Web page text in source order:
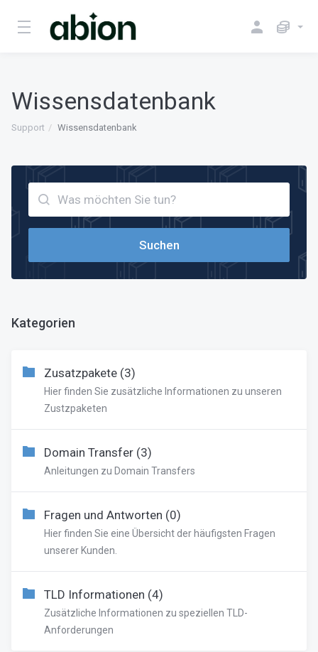
Wissensdatenbank
Support Wissensdatenbank
Kategorien
Zusatzpakete (3)
Hier finden Sie zusätzliche Informationen zu unseren
Zustzpaketen
Domain Transfer (3)
Anleitungen zu Domain Transfers
Fragen und Antworten (0)
Hier finden Sie eine Übersicht der häufigsten Fragen
unserer Kunden.
TLD Informationen (4)
Zusätzliche Informationen zu speziellen TLD-
Anforderungen